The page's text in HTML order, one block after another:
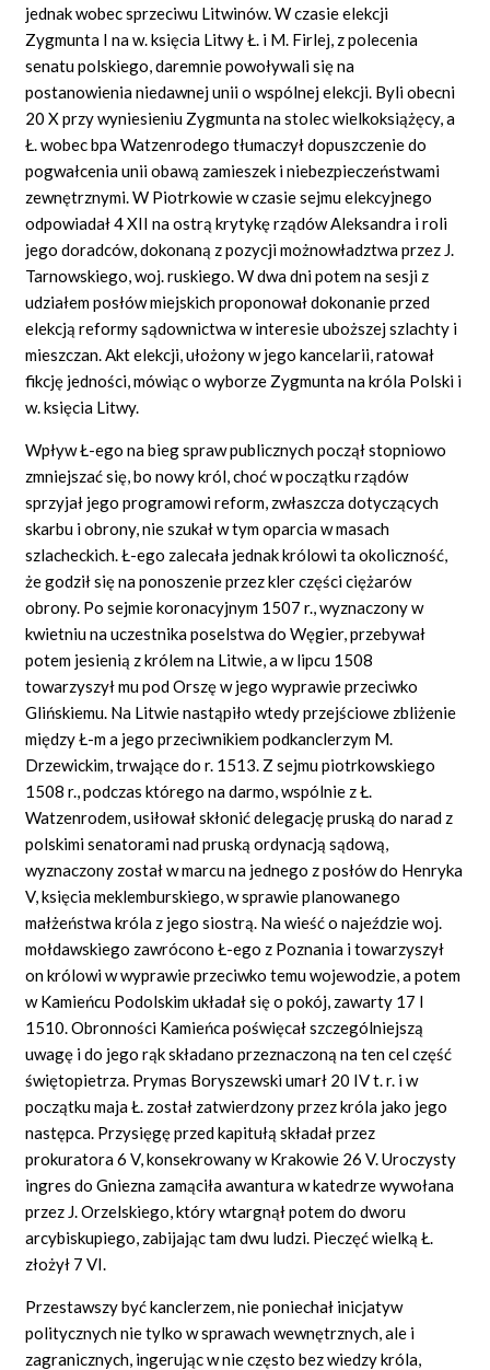
jednak wobec sprzeciwu Litwinów. W czasie elekcji
Zygmunta I na w. księcia Litwy Ł. i M. Firlej, z polecenia
senatu polskiego, daremnie powoływali się na
postanowienia niedawnej unii o wspólnej elekcji. Byli obecni
20 X przy wyniesieniu Zygmunta na stolec wielkoksiążęcy, a
Ł. wobec bpa Watzenrodego tłumaczył dopuszczenie do
pogwałcenia unii obawą zamieszek i niebezpieczeństwami
zewnętrznymi. W Piotrkowie w czasie sejmu elekcyjnego
odpowiadał 4 XII na ostrą krytykę rządów Aleksandra i roli
jego doradców, dokonaną z pozycji możnowładztwa przez J.
Tarnowskiego, woj. ruskiego. W dwa dni potem na sesji z
udziałem posłów miejskich proponował dokonanie przed
elekcją reformy sądownictwa w interesie uboższej szlachty i
mieszczan. Akt elekcji, ułożony w jego kancelarii, ratował
fikcję jedności, mówiąc o wyborze Zygmunta na króla Polski i
w. księcia Litwy.
Wpływ Ł-ego na bieg spraw publicznych począł stopniowo
zmniejszać się, bo nowy król, choć w początku rządów
sprzyjał jego programowi reform, zwłaszcza dotyczących
skarbu i obrony, nie szukał w tym oparcia w masach
szlacheckich. Ł-ego zalecała jednak królowi ta okoliczność,
że godził się na ponoszenie przez kler części ciężarów
obrony. Po sejmie koronacyjnym 1507 r., wyznaczony w
kwietniu na uczestnika poselstwa do Węgier, przebywał
potem jesienią z królem na Litwie, a w lipcu 1508
towarzyszył mu pod Orszę w jego wyprawie przeciwko
Glińskiemu. Na Litwie nastąpiło wtedy przejściowe zbliżenie
między Ł-m a jego przeciwnikiem podkanclerzym M.
Drzewickim, trwające do r. 1513. Z sejmu piotrkowskiego
1508 r., podczas którego na darmo, wspólnie z Ł.
Watzenrodem, usiłował skłonić delegację pruską do narad z
polskimi senatorami nad pruską ordynacją sądową,
wyznaczony został w marcu na jednego z posłów do Henryka
V, księcia meklemburskiego, w sprawie planowanego
małżeństwa króla z jego siostrą. Na wieść o najeździe woj.
mołdawskiego zawrócono Ł-ego z Poznania i towarzyszył
on królowi w wyprawie przeciwko temu wojewodzie, a potem
w Kamieńcu Podolskim układał się o pokój, zawarty 17 I
1510. Obronności Kamieńca poświęcał szczególniejszą
uwagę i do jego rąk składano przeznaczoną na ten cel część
świętopietrza. Prymas Boryszewski umarł 20 IV t. r. i w
początku maja Ł. został zatwierdzony przez króla jako jego
następca. Przysięgę przed kapitułą składał przez
prokuratora 6 V, konsekrowany w Krakowie 26 V. Uroczysty
ingres do Gniezna zamąciła awantura w katedrze wywołana
przez J. Orzelskiego, który wtargnął potem do dworu
arcybiskupiego, zabijając tam dwu ludzi. Pieczęć wielką Ł.
złożył 7 VI.
Przestawszy być kanclerzem, nie poniechał inicjatyw
politycznych nie tylko w sprawach wewnętrznych, ale i
zagranicznych, ingerując w nie często bez wiedzy króla,